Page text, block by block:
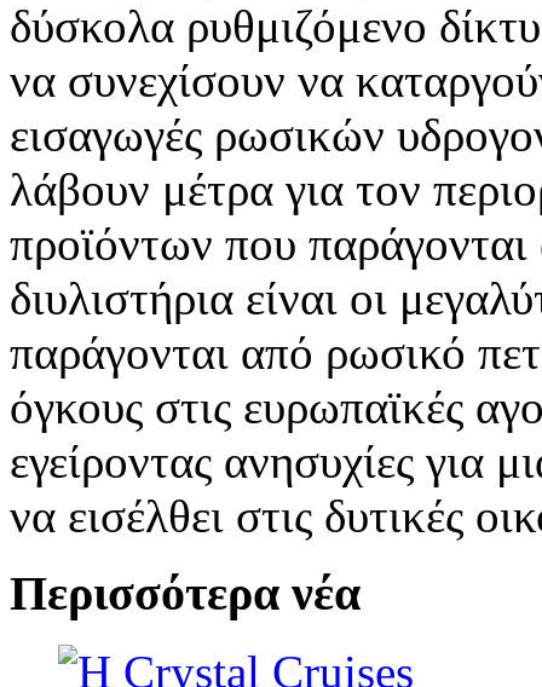
δύσκολα ρυθμιζόμενο
να συνεχίσουν να
εισαγωγές ρωσικών
λάβουν μέτρα για τον
προϊόντων που
διυλιστήρια είναι οι
παράγονται από ρωσικό
όγκους στις ευρωπαϊκές
εγείροντας ανησυχίες για
να εισέλθει στις δυτικές
Περισσότερα νέα